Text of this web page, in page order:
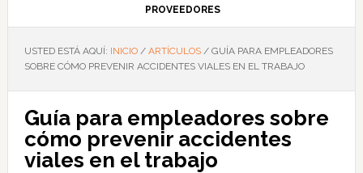
PROVEEDORES
USTED ESTÁ AQUÍ: INICIO / ARTÍCULOS /GUÍA PARA EMPLEADORES
SOBRE CÓMO PREVENIR ACCIDENTES VIALES EN EL TRABAJO
Guía para empleadores sobre
cómo prevenir accidentes
viales en el trabajo